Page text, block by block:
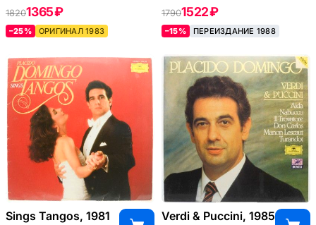
18201365 ₽
–25% ОРИГИНАЛ 1983
17901522 ₽
–15% ПЕРЕИЗДАНИЕ 1988
Sings Tangos, 1981 Verdi & Puccini, 1985